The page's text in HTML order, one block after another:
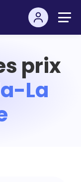
prix
La